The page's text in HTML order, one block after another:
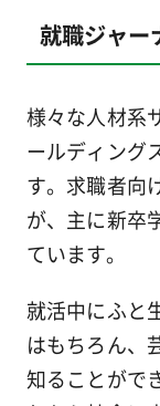
就職ジャー
様々な人材系
ールディング
す。求職者向
が、主に新卒
ています。
就活中にふと
はもちろん、
知ることがで